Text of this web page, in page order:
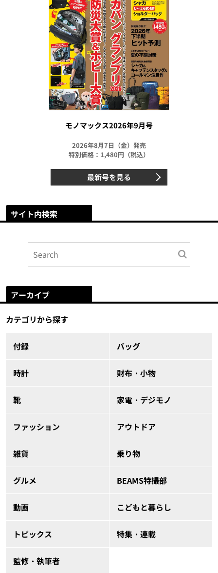
モノマックス2026年9月号
2026年8月7日（金）発売
特別価格：1,480円（税込）
最新号を見る
サイト内検索
アーカイブ
カテゴリから探す
付録 バッグ
時計 財布・小物
靴 家電・デジモノ
ファッション アウトドア
雑貨 乗り物
グルメ BEAMS特撮部
動画 こどもと暮らし
トピックス 特集・連載
監修・執筆者